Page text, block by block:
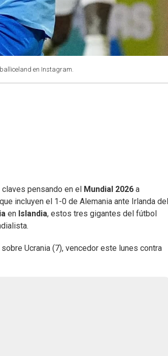
en Instagram.
pensando en el Mundial 2026 a
incluyen el 1-0 de Alemania ante Irlanda del
en Islandia, estos tres gigantes del fútbol
Ucrania (7), vencedor este lunes contra